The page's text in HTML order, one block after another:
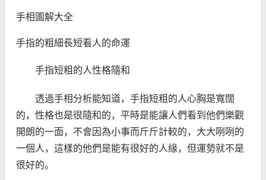
手相圖解大全
手指的粗細長短看人的命運
手指短粗的人性格隨和
透過手相分析能知道，手指短粗的人心胸是寬闊
的，性格也是很隨和的，平時是能讓人們看到他們樂觀
開朗的一面，不會因為小事而斤斤計較的，大大咧咧的
一個人，這樣的他們是能有很好的人緣，但運勢就不是
很好的。